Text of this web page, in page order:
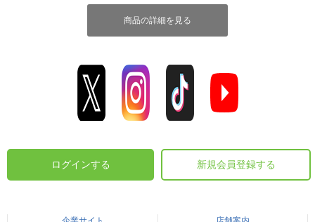
商品の詳細を見る
ログインする 新規会員登録する